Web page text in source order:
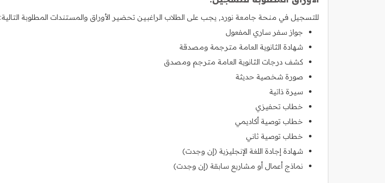
للتسجيل في منحة جامعة نورد, يجب على الطلاب الراغبين تحضير الأوراق والمستندات المطلوبة التالية:
جواز سفر ساري المفعول
شهادة الثانوية العامة مترجمة ومصدقة
كشف درجات الثانوية العامة مترجم ومصدق
صورة شخصية حديثة
سيرة ذاتية
خطاب تحفيزي
خطاب توصية أكاديمي
خطاب توصية ثاني
شهادة إجادة اللغة الإنجليزية (إن وجدت)
نماذج أعمال أو مشاريع سابقة (إن وجدت)